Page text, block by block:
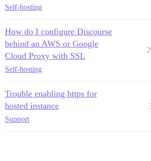
Self-hosting
How do I configure Discourse
behind an AWS or Google
Cloud Proxy with SSL
Self-hosting
Trouble enabling https for
hosted instance
Support